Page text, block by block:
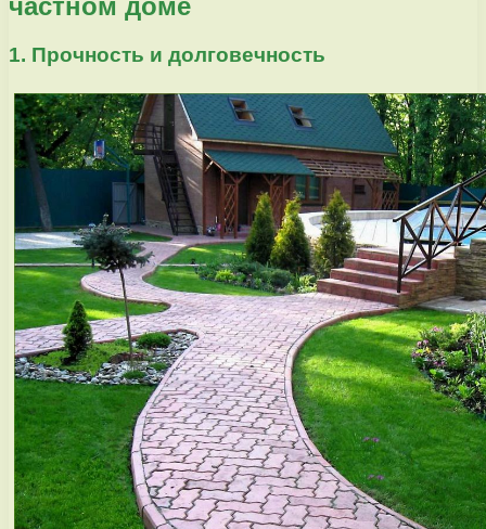
частном доме
1. Прочность и долговечность